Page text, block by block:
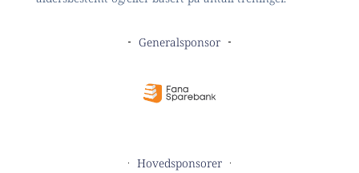
Generalsponsor
Hovedsponsorer